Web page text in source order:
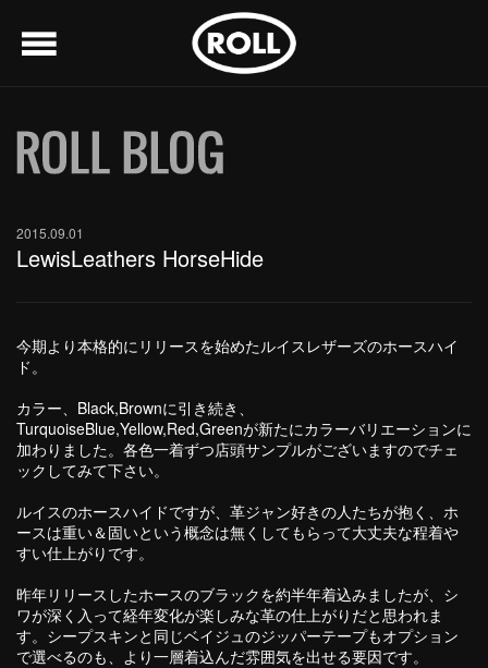
menu
2015.09.01
LewisLeathers HorseHide
今期より本格的にリリースを始めたルイスレザーズのホースハイ
ド。
カラー、Black,Brownに引き続き、
TurquoiseBlue,Yellow,Red,Greenが新たにカラーバリエーションに
加わりました。各色一着ずつ店頭サンプルがございますのでチェ
ックしてみて下さい。
ルイスのホースハイドですが、革ジャン好きの人たちが抱く、ホ
ースは重い＆固いという概念は無くしてもらって大丈夫な程着や
すい仕上がりです。
昨年リリースしたホースのブラックを約半年着込みましたが、シ
ワが深く入って経年変化が楽しみな革の仕上がりだと思われま
す。シープスキンと同じベイジュのジッパーテープもオプション
で選べるのも、より一層着込んだ雰囲気を出せる要因です。